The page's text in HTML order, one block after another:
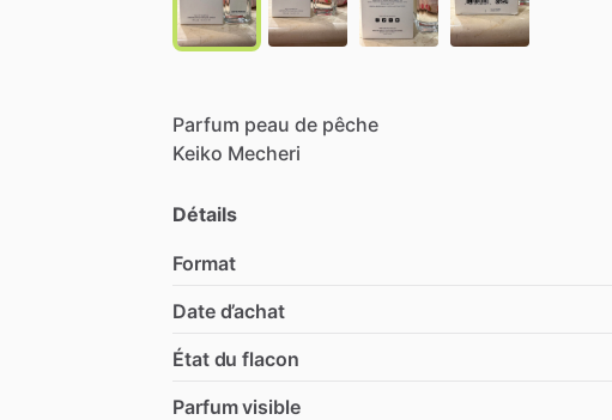
Parfum peau de pêche
Keiko Mecheri
Détails
Format
Date d’achat
État du flacon
Parfum visible